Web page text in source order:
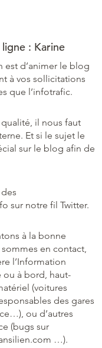
: Karine
est d’animer le blog
à vos sollicitations
que l’infotrafic.
il nous faut
Et si le sujet le
sur le blog afin de
sur notre fil Twitter.
à la bonne
en contact,
l’Information
ou à bord, haut-
(voitures
des gares
ou d’autres
(bugs sur
…).